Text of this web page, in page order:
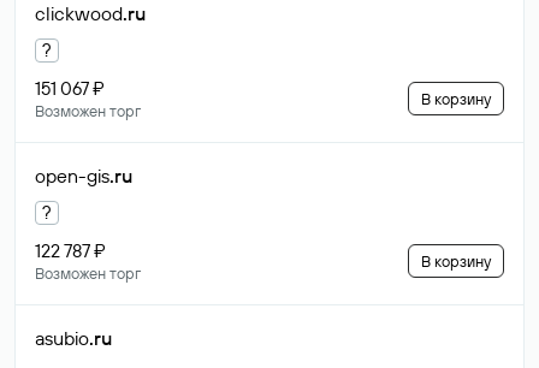
clickwood.ru
?
151 067 ₽
Возможен торг
В корзину
open-gis.ru
?
122 787 ₽
Возможен торг
В корзину
asubio.ru